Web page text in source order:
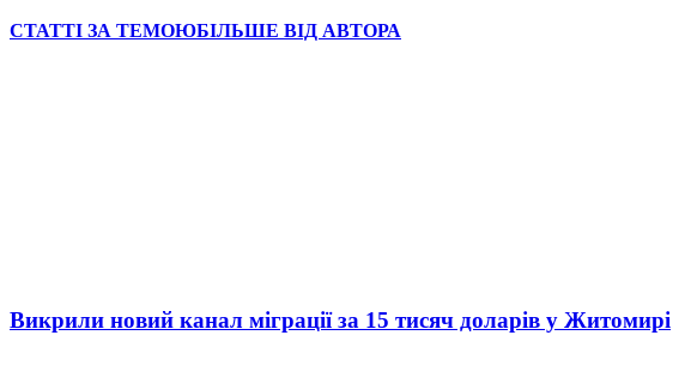
СТАТТІ ЗА ТЕМОЮБІЛЬШЕ ВІД АВТОРА
Викрили новий канал міграції за 15 тисяч доларів у Житомирі